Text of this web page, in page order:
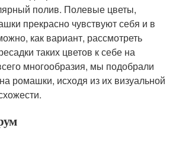
полив. Полевые цветы,
прекрасно чувствуют себя и в
как вариант, рассмотреть
таких цветов к себе на
многообразия, мы подобрали
ромашки, исходя из их визуальной